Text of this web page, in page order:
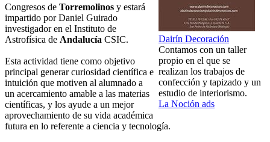
Dairín Decoración
Contamos con un taller
propio en el que se
realizan los trabajos de
confección y tapizado y un
estudio de interiorismo.
La Noción ads
Congresos de Torremolinos y estará
impartido por Daniel Guirado
investigador en el Instituto de
Astrofísica de Andalucía CSIC.
Esta actividad tiene como objetivo
principal generar curiosidad científica e
intuición que motiven al alumnado a
un acercamiento amable a las materias
científicas, y los ayude a un mejor
aprovechamiento de su vida académica
futura en lo referente a ciencia y tecnología.